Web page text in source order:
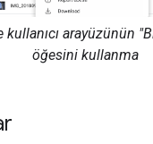
kullanıcı arayüzünün
öğesini kullanma